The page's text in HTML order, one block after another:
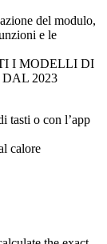
del modulo,
e le
I MODELLI DI
2023
tasti o con l’app
calore